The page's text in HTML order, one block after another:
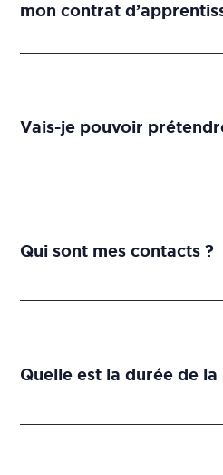
mon contrat
Vais-je pouvoir
Qui sont mes contacts ?
Quelle est la durée de